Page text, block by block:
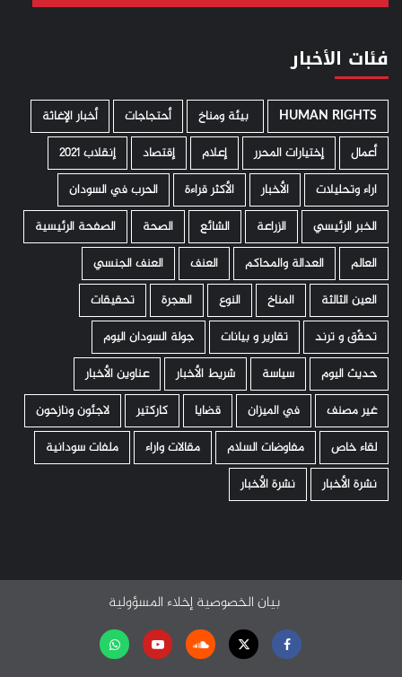
فئات الأخبار
HUMAN RIGHTS ­ بيئة ومناخ أحتجاجات
أخبار الإغاثة
أعمال
إختيارات المحرر إعلام إقتصاد
إنقلاب 2021
اراء وتحليلات
الأخبار الأكثر قراءة
الحرب في السودان
الخبر الرئيسي
الزراعة الشائع الصحة
الصفحة الرئيسية
العالم
العدالة والمحاكم العنف
العنف الجنسي
العين الثالثة
المناخ النوع الهجرة
تحقيقات
تحقّق و ترند
تقارير و بيانات
جولة السودان اليوم
حديث اليوم
سياسة شريط الأخبار
عناوين الأخبار
غير مصنف
في الميزان قضايا كاركتير
لاجئون ونازحون
لقاء خاص
مفاوضات السلام مقالات واراء
ملفات سودانية
نشرة الأخبار
نشرة الأخبار
بيان الخصوصية إخلاء المسؤولية
Facebook
Twitter
Soundcloud
Youtubeتابعنا